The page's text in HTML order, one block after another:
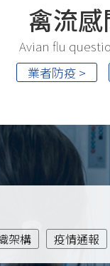
禽流
Avian flu
業者防疫 >
架構 疫情通報